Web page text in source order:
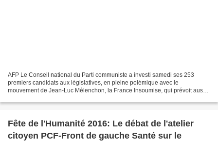
AFP Le Conseil national du Parti communiste a investi samedi ses 253
premiers candidats aux législatives, en pleine polémique avec le
mouvement de Jean-Luc Mélenchon, la France Insoumise, qui prévoit aussi
Fête de l'Humanité 2016: Le débat de l'atelier
citoyen PCF-Front de gauche Santé sur le